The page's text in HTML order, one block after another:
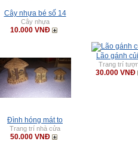
Cây nhựa bé số 14
Cây nhựa
10.000 VNĐ
Đình hóng mát to
Trang trí nhà cửa
50.000 VNĐ
Lão gánh
Trang trí
30.000 VNĐ